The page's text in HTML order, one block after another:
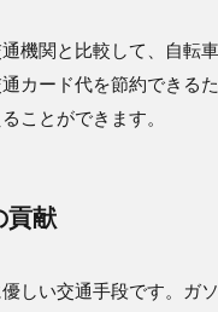
機関と比較して、自転
カード代を節約できる
ことができます。
貢献
しい交通手段です。ガ